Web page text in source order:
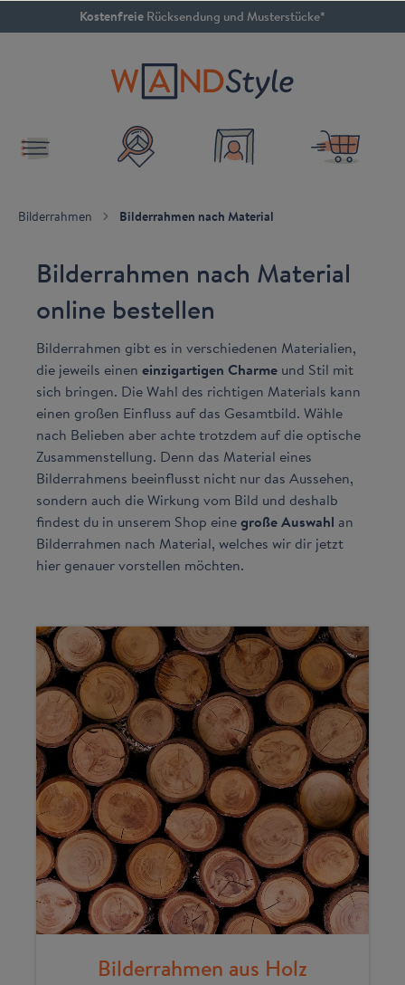
springenKostenfreie Rücksendung und Musterstücke*
Bilderrahmen Bilderrahmen nach Material
Bilderrahmen nach Material
online bestellen
Bilderrahmen gibt es in verschiedenen Materialien,
die jeweils einen einzigartigen Charme und Stil mit
sich bringen. Die Wahl des richtigen Materials kann
einen großen Einfluss auf das Gesamtbild. Wähle
nach Belieben aber achte trotzdem auf die optische
Zusammenstellung. Denn das Material eines
Bilderrahmens beeinflusst nicht nur das Aussehen,
sondern auch die Wirkung vom Bild und deshalb
findest du in unserem Shop einegroße Auswahl an
Bilderrahmen nach Material, welches wir dir jetzt
hier genauer vorstellen möchten.
Bilderrahmen aus Holz